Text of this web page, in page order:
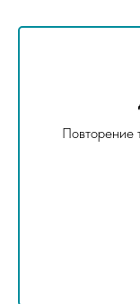
Повторение